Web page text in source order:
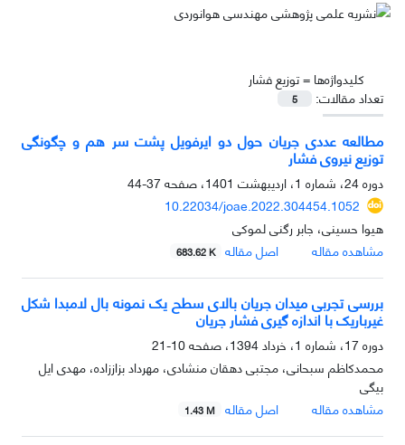
کلیدواژه‌ها =توزیع فشار
تعداد مقالات:
5
مطالعه عددی جریان حول دو ایرفویل پشت سر هم و چگونگی
توزیع نیروی فشار
دوره 24، شماره 1، اردیبهشت 1401، صفحه
37-44
10.22034/joae.2022.304454.1052
هیوا حسینی، جابر رگنی لموکی
مشاهده مقاله
اصل مقاله 683.62 K
بررسی تجربی میدان جریان بالای سطح یک نمونه بال لامبدا شکل
غیرباریک با اندازه گیری فشار جریان
دوره 17، شماره 1، خرداد 1394، صفحه
10-21
محمدکاظم سبحانی، مجتبی دهقان منشادی، مهرداد بزاززاده، مهدی ایل
بیگی
مشاهده مقاله
اصل مقاله 1.43 M